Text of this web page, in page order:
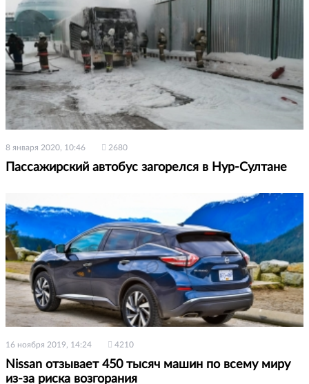
8 января 2020, 10:46 2680
Пассажирский автобус загорелся в Нур-Султане
16 ноября 2019, 14:24 4210
Nissan отзывает 450 тысяч машин по всему миру
из-за риска возгорания